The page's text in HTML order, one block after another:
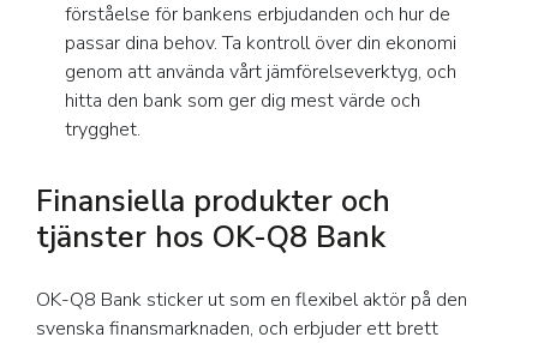
förståelse för bankens erbjudanden och hur de
passar dina behov. Ta kontroll över din ekonomi
genom att använda vårt jämförelseverktyg, och
hitta den bank som ger dig mest värde och
trygghet.
Finansiella produkter och
tjänster hos OK-Q8 Bank
OK-Q8 Bank sticker ut som en flexibel aktör på den
svenska finansmarknaden, och erbjuder ett brett